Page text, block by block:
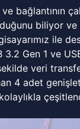
ve bağlantının
biliyor ve
ile
3.2 Gen 1 ve
veri
4 adet
kolaylıkla